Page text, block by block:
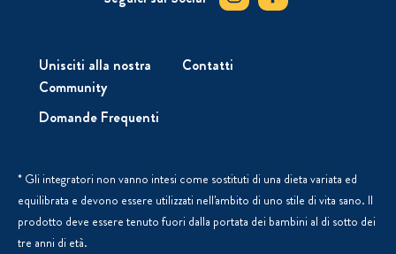
Unisciti alla nostra
Community
Contatti
Domande Frequenti
* Gli integratori non vanno intesi come sostituti di una dieta variata ed
equilibrata e devono essere utilizzati nell'ambito di uno stile di vita sano. Il
prodotto deve essere tenuto fuori dalla portata dei bambini al di sotto dei
tre anni di età.